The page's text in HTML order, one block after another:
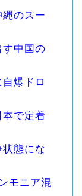
のスー
中国の
爆ドロ
で定着
態にな
モニア混